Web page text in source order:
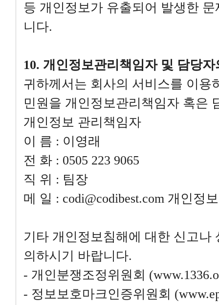
등 개인정보가 유출되어 발생한
니다.
10. 개인정보관리책임자 및 담당
귀하께서는 회사의 서비스를 이용
민원을 개인정보관리책임자 혹은
개인정보 관리책임자
이 름 : 이영래
전 화 : 0505 223 9065
직 위 : 팀장
메 일 : codi@codibest.com개인정
기타 개인정보침해에 대한 신고
의하시기 바랍니다.
- 개인분쟁조정위원회
- 정보보호마크인증위원회